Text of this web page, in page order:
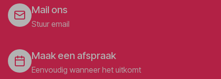
Mail ons
Stuur email
Maak een afspraak
Eenvoudig wanneer het uitkomt